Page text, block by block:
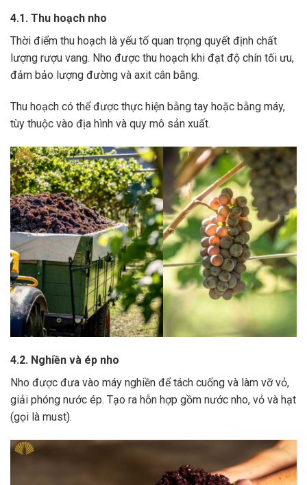
4.1. Thu hoạch nho
Thời điểm thu hoạch là yếu tố quan trọng quyết định chất
lượng rượu vang. Nho được thu hoạch khi đạt độ chín tối ưu,
đảm bảo lượng đường và axit cân bằng.
Thu hoạch có thể được thực hiện bằng tay hoặc bằng máy,
tùy thuộc vào địa hình và quy mô sản xuất.
4.2. Nghiền và ép nho
Nho được đưa vào máy nghiền để tách cuống và làm vỡ vỏ,
giải phóng nước ép. Tạo ra hỗn hợp gồm nước nho, vỏ và hạt
(gọi là must).